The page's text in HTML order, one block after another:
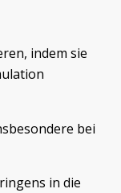
indem sie
bei
in die